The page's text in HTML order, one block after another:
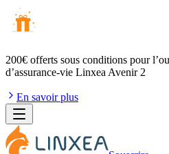
200€ offerts sous conditions pour
d’assurance-vie Linxea Avenir 2
En savoir plus